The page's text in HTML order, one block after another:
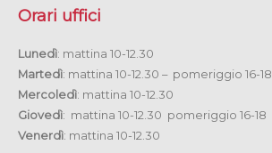
Orari uffici
Lunedì: mattina 10-12.30
Martedì: mattina 10-12.30 – pomeriggio 16-18
Mercoledì: mattina 10-12.30
Giovedì: mattina 10-12.30 pomeriggio 16-18
Venerdì: mattina 10-12.30